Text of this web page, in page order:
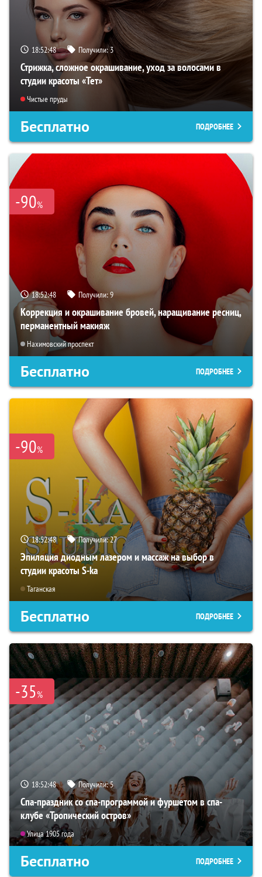
18:52:47 Получили:3
Стрижка, сложное окрашивание, уход за волосами в
студии красоты «Тет»
Чистые пруды
Бесплатно ПОДРОБНЕЕ
-90%
18:52:47 Получили:9
Коррекция и окрашивание бровей, наращивание ресниц,
перманентный макияж
Нахимовский проспект
Бесплатно ПОДРОБНЕЕ
-90%
18:52:47 Получили:27
Эпиляция диодным лазером и массаж на выбор в
студии красоты S-ka
Таганская
Бесплатно ПОДРОБНЕЕ
-35%
18:52:47 Получили:5
Спа-праздник со спа-программой и фуршетом в спа-
клубе «Тропический остров»
Улица 1905 года
Бесплатно ПОДРОБНЕЕ